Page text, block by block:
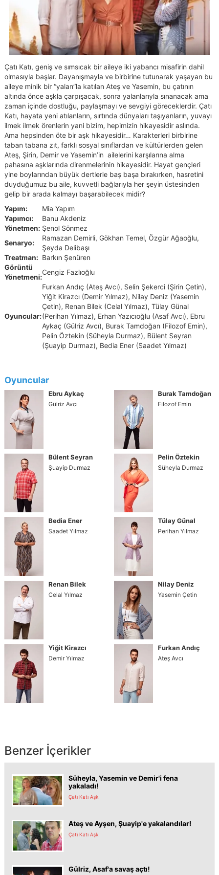
Çatı Katı, geniş ve sımsıcak bir aileye iki yabancı misafirin dahil
olmasıyla başlar. Dayanışmayla ve birbirine tutunarak yaşayan bu
aileye minik bir “yalan”la katılan Ateş ve Yasemin, bu çatının
altında önce aşkla çarpışacak, sonra yalanlarıyla sınanacak ama
zaman içinde dostluğu, paylaşmayı ve sevgiyi göreceklerdir. Çatı
Katı, hayata yeni atılanların, sırtında dünyaları taşıyanların, yuvayı
ilmek ilmek örenlerin yani bizim, hepimizin hikayesidir aslında.
Ama hepsinden öte bir aşk hikayesidir… Karakterleri birbirine
taban tabana zıt, farklı sosyal sınıflardan ve kültürlerden gelen
Ateş, Şirin, Demir ve Yasemin’in ailelerini karşılarına alma
pahasına aşklarında direnmelerinin hikayesidir. Hayat gençleri
yine boylarından büyük dertlerle baş başa bırakırken, hasretini
duyduğumuz bu aile, kuvvetli bağlarıyla her şeyin üstesinden
gelip bir arada kalmayı başarabilecek midir?
Yapım:
Mia Yapım
Yapımcı:
Banu Akdeniz
Yönetmen: Şenol Sönmez
Senaryo:
Ramazan Demirli, Gökhan Temel, Özgür Ağaoğlu,
Şeyda Delibaşı
Treatman: Barkın Şenüren
Görüntü
Yönetmeni:
Cengiz Fazlıoğlu
Oyuncular:
Furkan Andıç (Ateş Avcı), Selin Şekerci (Şirin Çetin),
Yiğit Kirazcı (Demir Yılmaz), Nilay Deniz (Yasemin
Çetin), Renan Bilek (Celal Yılmaz), Tülay Günal
(Perihan Yılmaz), Erhan Yazıcıoğlu (Asaf Avcı), Ebru
Aykaç (Gülriz Avcı), Burak Tamdoğan (Filozof Emin),
Pelin Öztekin (Süheyla Durmaz), Bülent Seyran
(Şuayip Durmaz), Bedia Ener (Saadet Yılmaz)
Oyuncular
Ebru Aykaç
Gülriz Avcı
Burak Tamdoğan
Filozof Emin
Bülent Seyran
Şuayip Durmaz
Pelin Öztekin
Süheyla Durmaz
Bedia Ener
Saadet Yılmaz
Tülay Günal
Perihan Yılmaz
Renan Bilek
Celal Yılmaz
Nilay Deniz
Yasemin Çetin
Yiğit Kirazcı
Demir Yılmaz
Furkan Andıç
Ateş Avcı
Benzer İçerikler
Süheyla, Yasemin ve Demir'i fena
yakaladı!
Çatı Katı Aşk
Ateş ve Ayşen, Şuayip'e yakalandılar!
Çatı Katı Aşk
Gülriz, Asaf'a savaş açtı!